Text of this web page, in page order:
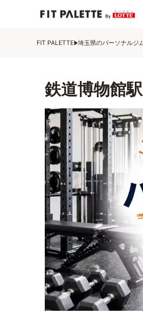
FIT PALETTE 埼玉県のパーソナルジ
鉄道博物館